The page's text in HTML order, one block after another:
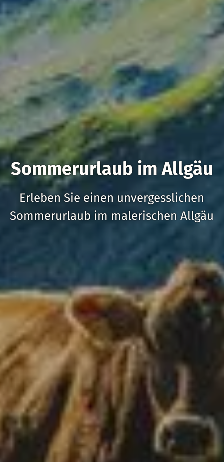
Sommerurlaub im Allgäu
Erleben Sie einen unvergesslichen
Sommerurlaub im malerischen Allgäu